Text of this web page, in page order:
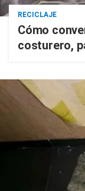
RECICLAJE
Cómo
costurero,